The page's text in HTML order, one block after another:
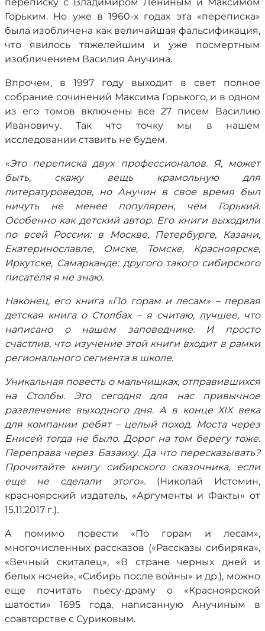
Горьким. Но уже в 1960-х годах эта «переписка»
была изобличена как величайшая фальсификация,
что явилось тяжелейшим и уже посмертным
изобличением Василия Анучина.
Впрочем, в 1997 году выходит в свет полное
собрание сочинений Максима Горького, и в одном
из его томов включены все 27 писем Василию
Ивановичу. Так что точку мы в нашем
исследовании ставить не будем.
«Это переписка двух профессионалов. Я, может
быть, скажу вещь крамольную для
литературоведов, но Анучин в свое время был
ничуть не менее популярен, чем Горький.
Особенно как детский автор. Его книги выходили
по всей России: в Москве, Петербурге, Казани,
Екатеринославле, Омске, Томске, Красноярске,
Иркутске, Самарканде; другого такого сибирского
писателя я не знаю.
Наконец, его книга «По горам и лесам» – первая
детская книга о Столбах – я считаю, лучшее, что
написано о нашем заповеднике. И просто
счастлив, что изучение этой книги входит в рамки
регионального сегмента в школе.
Уникальная повесть о мальчишках, отправившихся
на Столбы. Это сегодня для нас привычное
развлечение выходного дня. А в конце XIX века
для компании ребят – целый поход. Моста через
Енисей тогда не было. Дорог на том берегу тоже.
Переправа через Базаиху. Да что пересказывать?
Прочитайте книгу сибирского сказочника, если
еще не сделали этого». (Николай Истомин,
красноярский издатель, «Аргументы и Факты» от
15.11.2017 г.).
А помимо повести «По горам и лесам»,
многочисленных рассказов («Рассказы сибиряка»,
«Вечный скиталец», «В стране черных дней и
белых ночей», «Сибирь после войны» и др.), можно
еще почитать пьесу-драму о «Красноярской
шатости» 1695 года, написанную Анучиным в
соавторстве с Суриковым.